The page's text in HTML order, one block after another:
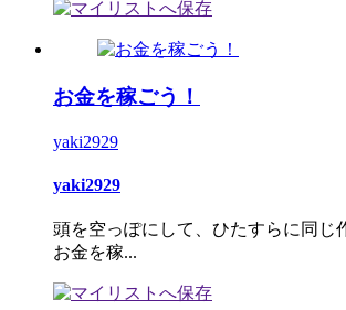
お金を稼ごう！
yaki2929
yaki2929
頭を空っぽにして、ひたすらに同じ
お金を稼...